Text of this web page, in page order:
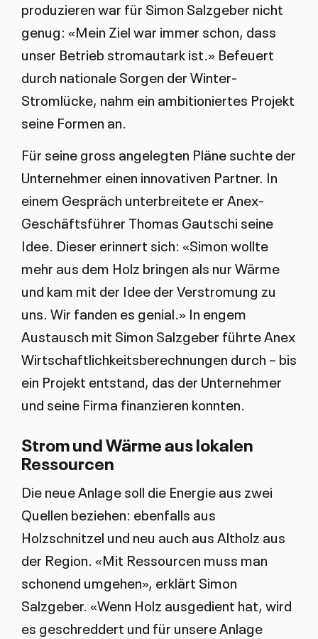
produzieren war für Simon Salzgeber nicht
genug: «Mein Ziel war immer schon, dass
unser Betrieb stromautark ist.» Befeuert
durch nationale Sorgen der Winter-
Stromlücke, nahm ein ambitioniertes Projekt
seine Formen an.
Für seine gross angelegten Pläne suchte der
Unternehmer einen innovativen Partner. In
einem Gespräch unterbreitete er Anex-
Geschäftsführer Thomas Gautschi seine
Idee. Dieser erinnert sich: «Simon wollte
mehr aus dem Holz bringen als nur Wärme
und kam mit der Idee der Verstromung zu
uns. Wir fanden es genial.» In engem
Austausch mit Simon Salzgeber führte Anex
Wirtschaftlichkeitsberechnungen durch – bis
ein Projekt entstand, das der Unternehmer
und seine Firma finanzieren konnten.
Strom und Wärme aus lokalen
Ressourcen
Die neue Anlage soll die Energie aus zwei
Quellen beziehen: ebenfalls aus
Holzschnitzel und neu auch aus Altholz aus
der Region. «Mit Ressourcen muss man
schonend umgehen», erklärt Simon
Salzgeber. «Wenn Holz ausgedient hat, wird
es geschreddert und für unsere Anlage